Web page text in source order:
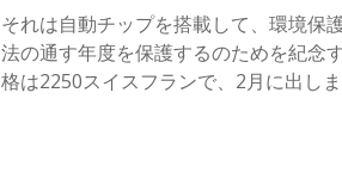
それは自動チップを搭載して、環境保
法の通す年度を保護するのためを紀念
格は2250スイスフランで、2月に出しま